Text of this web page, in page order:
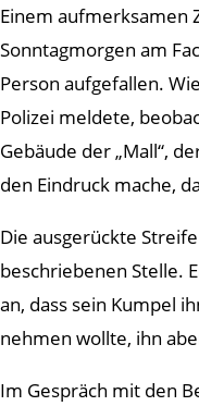
Einem aufmerksamen
Sonntagmorgen am
Person aufgefallen.
Polizei meldete,
Gebäude der „Mall“,
den Eindruck mache,
Die ausgerückte
beschriebenen Stelle.
an, dass sein Kumpel
nehmen wollte, ihn
Im Gespräch mit den